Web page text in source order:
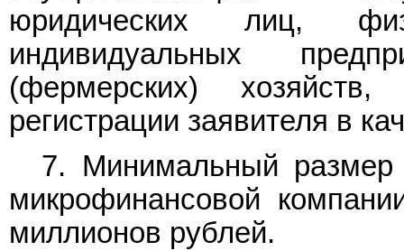
юридических лиц,
индивидуальных
(фермерских)
регистрации заявителя в
7. Минимальный размер
микрофинансовой
миллионов рублей.